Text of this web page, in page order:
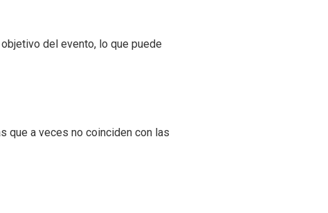
del evento, lo que puede
que a veces no coinciden con las